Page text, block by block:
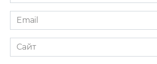
Email
Сайт